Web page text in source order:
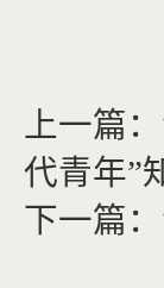
上一篇
代青年”
下一篇